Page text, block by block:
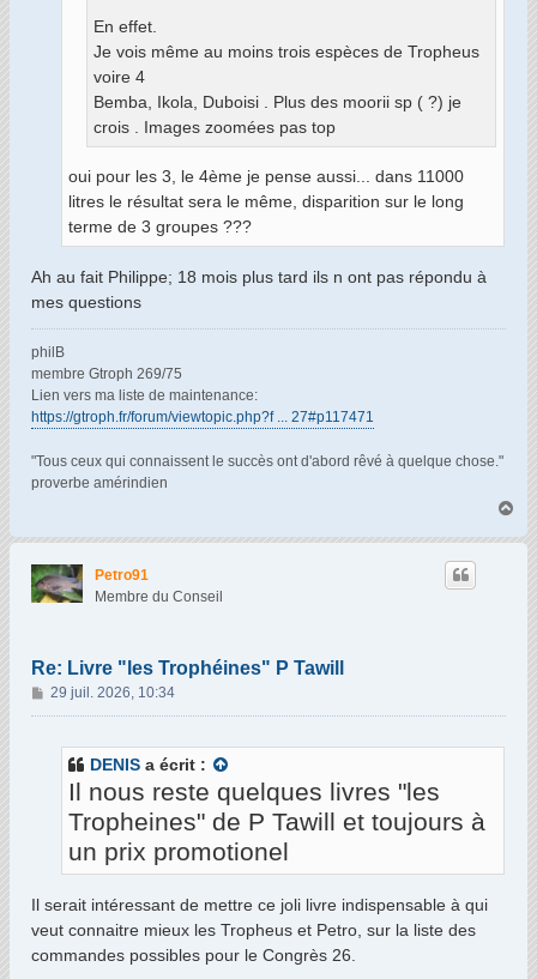
En effet.
Je vois même au moins trois espèces de Tropheus
voire 4
Bemba, Ikola, Duboisi . Plus des moorii sp ( ?) je
crois . Images zoomées pas top
oui pour les 3, le 4ème je pense aussi... dans 11000
litres le résultat sera le même, disparition sur le long
terme de 3 groupes ???
Ah au fait Philippe; 18 mois plus tard ils n ont pas répondu à
mes questions
philB
membre Gtroph 269/75
Lien vers ma liste de maintenance:
https://gtroph.fr/forum/viewtopic.php?f ... 27#p117471
"Tous ceux qui connaissent le succès ont d'abord rêvé à quelque chose."
proverbe amérindien
u
Petro91
Membre du Conseil
Re: Livre "les Trophéines" P Tawill
M
e
29 juil. 2026, 10:34
DENIS a écrit :
Il nous reste quelques livres "les
Tropheines" de P Tawill et toujours à
un prix promotionel
Il serait intéressant de mettre ce joli livre indispensable à qui
veut connaitre mieux les Tropheus et Petro, sur la liste des
commandes possibles pour le Congrès 26.